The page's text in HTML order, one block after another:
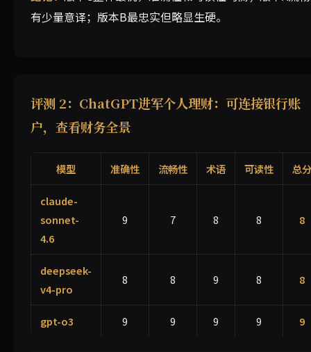
有少量意译；版本B最忠实但略显生硬。
评测 2：ChatGPT进军个人理财：可连接银行账
户，查看财务全景
模型 准确性 流畅性 术语 可读性 总分
claude-
sonnet-
4.6
9 7 8 8 8
deepseek-
v4-pro
8 8 9 8 8
gpt-o3 9 9 9 9 9